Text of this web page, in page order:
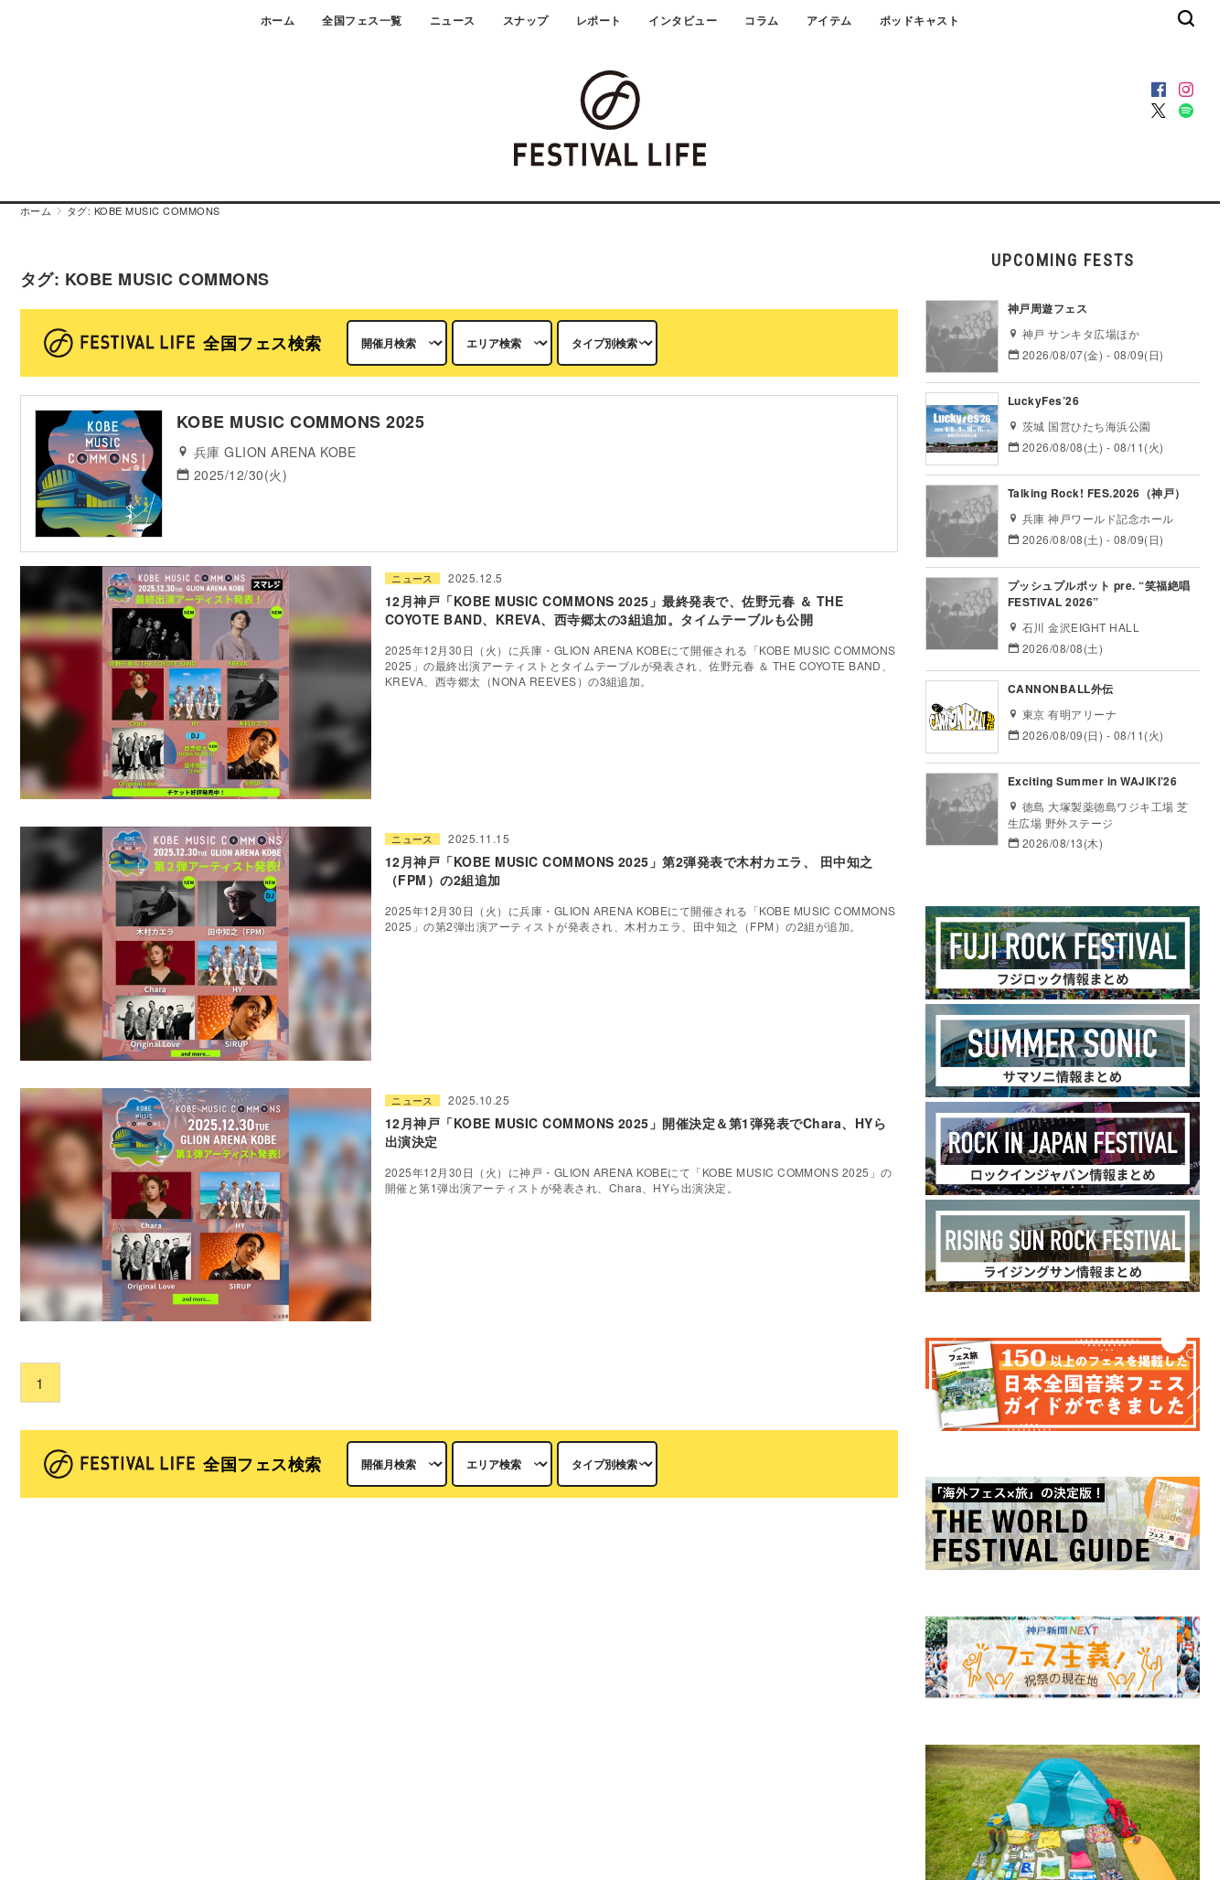
ホーム 全国フェス一覧 ニュース スナップ レポート インタビュー コラム アイテム ポッドキャスト
ホーム タグ: KOBE MUSIC COMMONS
タグ: KOBE MUSIC COMMONS
全国フェス検索
KOBE MUSIC COMMONS 2025
兵庫 GLION ARENA KOBE
2025/12/30(火)
ニュース 2025.12.5
12月神戸「KOBE MUSIC COMMONS 2025」最終発表で、佐野元春 ＆ THE
COYOTE BAND、KREVA、西寺郷太の3組追加。タイムテーブルも公開
2025年12月30日（火）に兵庫・GLION ARENA KOBEにて開催される「KOBE MUSIC COMMONS
2025」の最終出演アーティストとタイムテーブルが発表され、佐野元春 ＆ THE COYOTE BAND、
KREVA、西寺郷太（NONA REEVES）の3組追加。
ニュース 2025.11.15
12月神戸「KOBE MUSIC COMMONS 2025」第2弾発表で木村カエラ、 田中知之
（FPM）の2組追加
2025年12月30日（火）に兵庫・GLION ARENA KOBEにて開催される「KOBE MUSIC COMMONS
2025」の第2弾出演アーティストが発表され、木村カエラ、田中知之（FPM）の2組が追加。
ニュース 2025.10.25
12月神戸「KOBE MUSIC COMMONS 2025」開催決定＆第1弾発表でChara、HYら
出演決定
2025年12月30日（火）に神戸・GLION ARENA KOBEにて「KOBE MUSIC COMMONS 2025」の
開催と第1弾出演アーティストが発表され、Chara、HYら出演決定。
1
全国フェス検索
UPCOMING FESTS
神戸周遊フェス
神戸 サンキタ広場ほか
2026/08/07(金) - 08/09(日)
LuckyFes’26
茨城 国営ひたち海浜公園
2026/08/08(土) - 08/11(火)
Talking Rock! FES.2026（神戸）
兵庫 神戸ワールド記念ホール
2026/08/08(土) - 08/09(日)
プッシュプルポット pre. “笑福絶唱
FESTIVAL 2026”
石川 金沢EIGHT HALL
2026/08/08(土)
CANNONBALL外伝
東京 有明アリーナ
2026/08/09(日) - 08/11(火)
Exciting Summer in WAJIKI’26
徳島 大塚製薬徳島ワジキ工場 芝
生広場 野外ステージ
2026/08/13(木)